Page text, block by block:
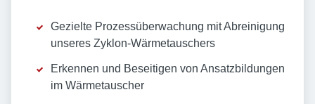
Gezielte Prozessüberwachung mit Abreinigung
unseres Zyklon-Wärmetauschers
Erkennen und Beseitigen von Ansatzbildungen
im Wärmetauscher